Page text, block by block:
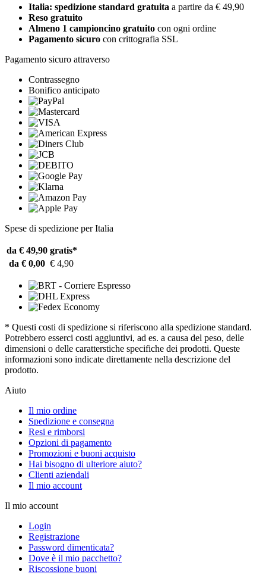
Italia: spedizione standard gratuita a partire da € 49,90
Reso gratuito
Almeno 1 campioncino gratuito con ogni ordine
Pagamento sicuro con crittografia SSL
Pagamento sicuro attraverso
Contrassegno
Bonifico anticipato
Spese di spedizione per Italia
da € 49,90 gratis*
da € 0,00 € 4,90
* Questi costi di spedizione si riferiscono alla spedizione standard.
Potrebbero esserci costi aggiuntivi, ad es. a causa del peso, delle
dimensioni o delle caratterstiche specifiche dei prodotti. Queste
informazioni sono indicate direttamente nella descrizione del
prodotto.
Aiuto
Il mio ordine
Spedizione e consegna
Resi e rimborsi
Opzioni di pagamento
Promozioni e buoni acquisto
Hai bisogno di ulteriore aiuto?
Clienti aziendali
Il mio account
Il mio account
Login
Registrazione
Password dimenticata?
Dove è il mio pacchetto?
Riscossione buoni